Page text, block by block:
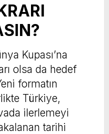
Kupası’na
olsa da hedef
formatın
Türkiye,
ilerlemeyi
tarihi